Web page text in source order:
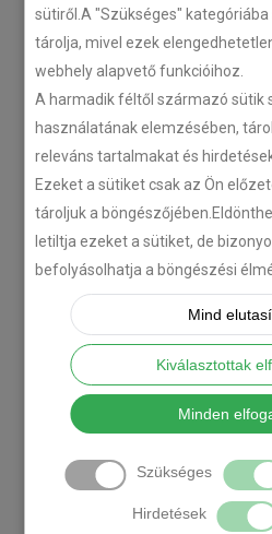
sütiről.A "Szükséges"
tárolja, mivel ezek
webhely alapvető funkcióihoz.
A harmadik féltől származó sütik
használatának elemzésében,
releváns tartalmakat és
Ezeket a sütiket csak az Ön
tároljuk a
letiltja ezeket a sütiket, de
befolyásolhatja a böngészési
Mind
Kiválasztottak
Minden
Szükséges
Hirdetések